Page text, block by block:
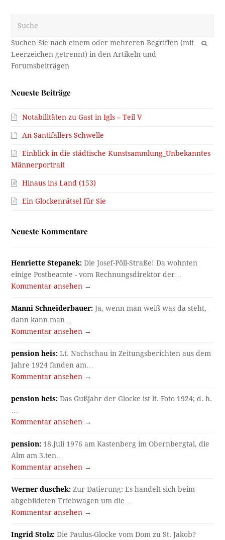
OK
Neueste Beiträge
Notabilitäten zu Gast in Igls – Teil V
An Santifallers Schwelle
Einblick in die städtische Kunstsammlung_Unbekanntes
Männerportrait
Hinaus ins Land (153)
Ein Glockenrätsel für Sie
Neueste Kommentare
Henriette Stepanek: Die Josef-Pöll-Straße! Da wohnten
einige Postbeamte - vom Rechnungsdirektor der…
Kommentar ansehen →
Manni Schneiderbauer: Ja, wenn man weiß was da steht,
dann kann man…
Kommentar ansehen →
pension heis: Lt. Nachschau in Zeitungsberichten aus dem
Jahre 1924 fanden am…
Kommentar ansehen →
pension heis: Das Gußjahr der Glocke ist lt. Foto 1924; d. h.
Kommentar ansehen →
pension: 18.Juli 1976 am Kastenberg im Obernbergtal, die
Alm am 3.ten…
Kommentar ansehen →
Werner duschek: Zur Datierung: Es handelt sich beim
abgebildeten Triebwagen um die…
Kommentar ansehen →
Ingrid Stolz: Die Paulus-Glocke vom Dom zu St. Jakob?